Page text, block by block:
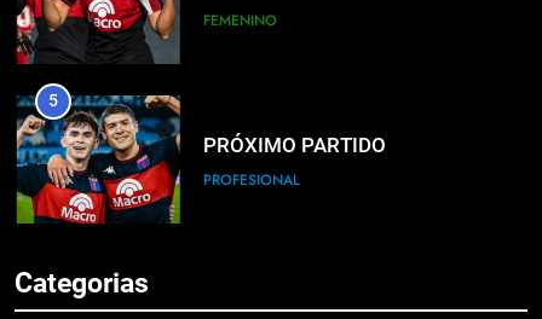
FEMENINO
5
PRÓXIMO PARTIDO
PROFESIONAL
HACÉ EL CANJE
Categorias